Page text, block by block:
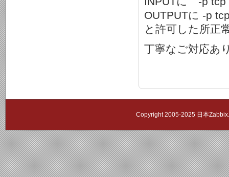
OUTPUTに -p
と許可した所正
丁寧なご対応あ
Copyright 2005-2025 日本